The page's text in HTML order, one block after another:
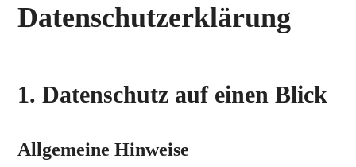
Datenschutzerklärung
1. Datenschutz auf einen Blick
Allgemeine Hinweise